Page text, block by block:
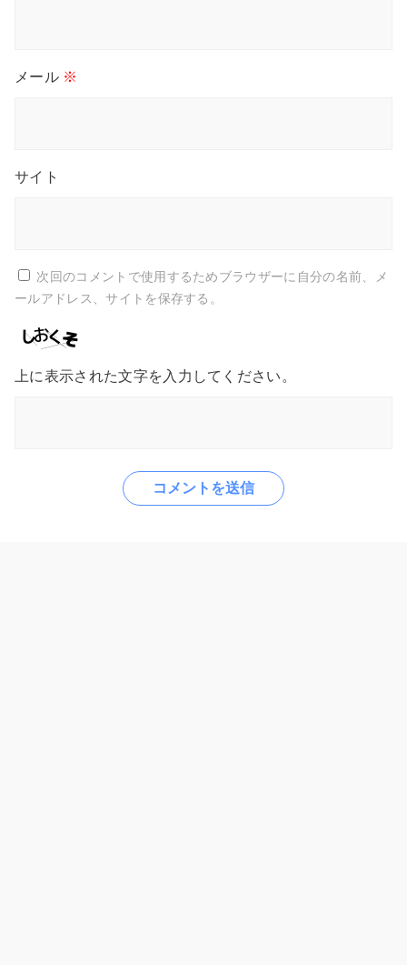
メール ※
サイト
次回のコメントで使用するためブラウザーに自分の名前、メ
ールアドレス、サイトを保存する。
上に表示された文字を入力してください。